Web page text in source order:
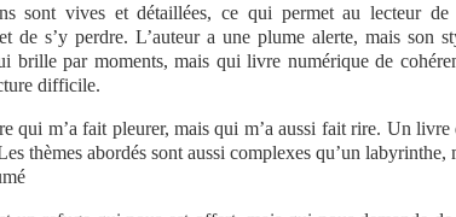
sont vives et détaillées, ce qui permet au lecteur
de s’y perdre. L’auteur a une plume alerte, mais son
brille par moments, mais qui livre numérique de
difficile.
qui m’a fait pleurer, mais qui m’a aussi fait rire. Un livre
thèmes abordés sont aussi complexes qu’un labyrinthe,